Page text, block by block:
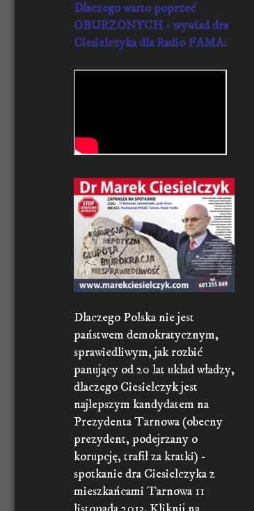
Dlaczego warto poprzeć
OBURZONYCH - wywiad dra
Ciesielczyka dla Radio FAMA:
Dlaczego Polska nie jest
państwem demokratycznym,
sprawiedliwym, jak rozbić
panujący od 20 lat układ władzy,
dlaczego Ciesielczyk jest
najlepszym kandydatem na
Prezydenta Tarnowa (obecny
prezydent, podejrzany o
korupcję, trafił za kratki) -
spotkanie dra Ciesielczyka z
mieszkańcami Tarnowa 11